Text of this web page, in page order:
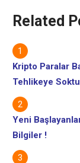
Related
Kripto Paralar
Tehlikeye Soktu
Yeni
Bilgiler !